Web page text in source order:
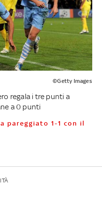
©Getty Images
regala i tre punti a
a 0 punti